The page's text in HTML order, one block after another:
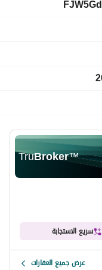
TruBroker™
سريع الاستجابة
عرض جميع العقارات